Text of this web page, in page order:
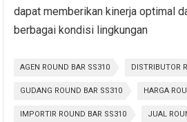
dapat memberikan kinerja optimal
berbagai kondisi lingkungan
AGEN ROUND BAR SS310 DISTRIBUTOR
GUDANG ROUND BAR SS310 HARGA
IMPORTIR ROUND BAR SS310 JUAL